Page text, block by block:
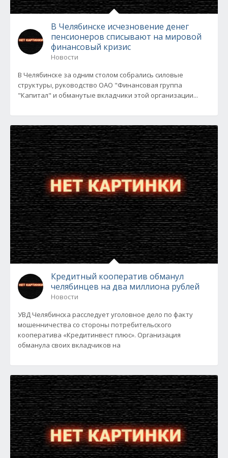
В Челябинске исчезновение денег
пенсионеров списывают на мировой
финансовый кризис
Новости
В Челябинске за одним столом собрались силовые
структуры, руководство ОАО "Финансовая группа
"Капитал" и обманутые вкладчики этой организации...
Кредитный кооператив обманул
челябинцев на два миллиона рублей
Новости
УВД Челябинска расследует уголовное дело по факту
мошенничества со стороны потребительского
кооператива «Кредитинвест плюс». Организация
обманула своих вкладчиков на